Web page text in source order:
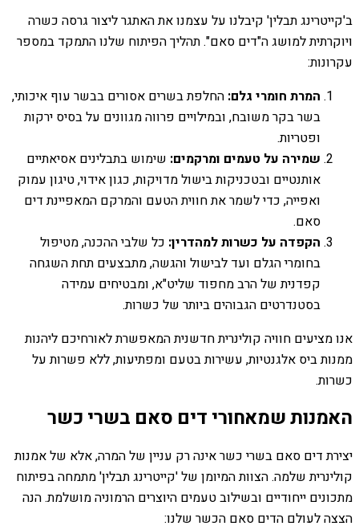
ב'קייטרינג תבלין' קיבלנו על עצמנו את האתגר ליצור גרסה כשרה
ויוקרתית למושג ה"דים סאם". תהליך הפיתוח שלנו התמקד במספר
עקרונות:
המרת חומרי גלם: החלפת בשרים אסורים בבשר עוף איכותי,
בשר בקר משובח, ובמילויים פרווה מגוונים על בסיס ירקות
ופטריות.
שמירה על טעמים ומרקמים: שימוש בתבלינים אסיאתיים
אותנטיים ובטכניקות בישול מדויקות, כגון אידוי, טיגון עמוק
ואפייה, כדי לשמר את חווית הטעם והמרקם המאפיינת דים
סאם.
הקפדה על כשרות למהדרין: כל שלבי ההכנה, מטיפול
בחומרי הגלם ועד לבישול והגשה, מתבצעים תחת השגחה
קפדנית של הרב מחפוד שליט"א, ומבטיחים עמידה
בסטנדרטים הגבוהים ביותר של כשרות.
אנו מציעים חוויה קולינרית חדשנית המאפשרת לאורחיכם ליהנות
ממנות ביס אלגנטיות, עשירות בטעם ומפתיעות, ללא פשרות על
כשרות.
האמנות שמאחורי דים סאם בשרי כשר
יצירת דים סאם בשרי כשר אינה רק עניין של המרה, אלא של אמנות
קולינרית שלמה. הצוות המיומן של 'קייטרינג תבלין' מתמחה בפיתוח
מתכונים ייחודיים ובשילוב טעמים היוצרים הרמוניה מושלמת. הנה
הצצה לעולם הדים סאם הכשר שלנו: